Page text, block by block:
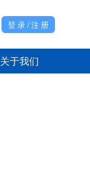
登 录 / 注 册
关于我们